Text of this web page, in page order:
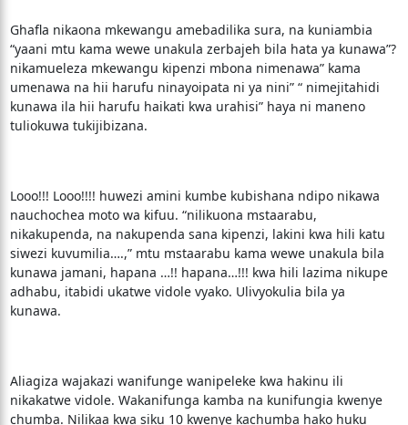
Ghafla nikaona mkewangu amebadilika sura, na kuniambia
“yaani mtu kama wewe unakula zerbajeh bila hata ya kunawa”?
nikamueleza mkewangu kipenzi mbona nimenawa” kama
umenawa na hii harufu ninayoipata ni ya nini” “ nimejitahidi
kunawa ila hii harufu haikati kwa urahisi” haya ni maneno
tuliokuwa tukijibizana.
Looo!!! Looo!!!! huwezi amini kumbe kubishana ndipo nikawa
nauchochea moto wa kifuu. “nilikuona mstaarabu,
nikakupenda, na nakupenda sana kipenzi, lakini kwa hili katu
siwezi kuvumilia….,” mtu mstaarabu kama wewe unakula bila
kunawa jamani, hapana …!! hapana…!!! kwa hili lazima nikupe
adhabu, itabidi ukatwe vidole vyako. Ulivyokulia bila ya
kunawa.
Aliagiza wajakazi wanifunge wanipeleke kwa hakinu ili
nikakatwe vidole. Wakanifunga kamba na kunifungia kwenye
chumba. Nilikaa kwa siku 10 kwenye kachumba hako huku